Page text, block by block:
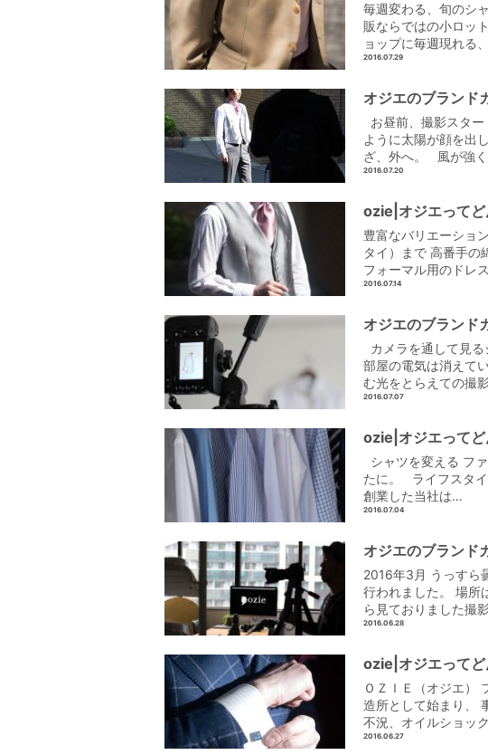
毎週変わる、旬のシ
販ならではの小ロッ
ョップに毎週現れる
2016.07.29
オジエのブラン
お昼前、撮影スタ
ように太陽が顔を出
ざ、外へ。 風が強
2016.07.20
ozie|オジエって
豊富なバリエーショ
タイ）まで 高番手の
フォーマル用のドレ
2016.07.14
オジエのブラン
カメラを通して見
部屋の電気は消えて
む光をとらえての
2016.07.07
ozie|オジエって
シャツを変える フ
たに。 ライフスタ
創業した当社は…
2016.07.04
オジエのブラン
2016年3月 うっすら
行われました。 場所
ら見ておりました撮
2016.06.28
ozie|オジエって
ＯＺＩＥ（オジエ）
造所として始まり、
不況、オイルショッ
2016.06.27